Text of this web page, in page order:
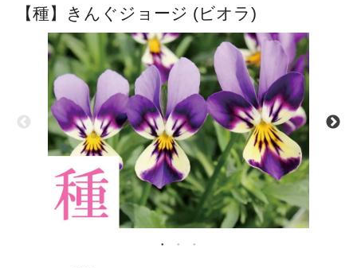
【種】きんぐジョージ (ビオラ)